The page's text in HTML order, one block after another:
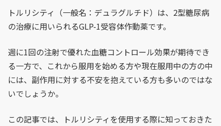
トルリシティ（一般名：デュラグルチド）は、2型糖尿病
の治療に用いられるGLP-1受容体作動薬です。
週に1回の注射で優れた血糖コントロール効果が期待でき
る一方で、これから服用を始める方や現在服用中の方の中
には、副作用に対する不安を抱えている方も多いのではな
いでしょうか。
この記事では、トルリシティを使用する際に知っておきた